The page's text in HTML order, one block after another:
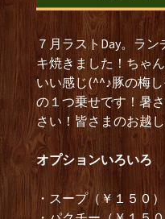
７月ラストDay。ラ
キ焼きました！ちゃ
いい感じ(^^♪豚の梅
の１つ乗せです！暑
さい！皆さまのお越
オプショ ンいろいろ
・スープ（￥１５０）